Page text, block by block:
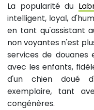
La popularité du
intelligent, loyal,
en tant qu'assistant
non voyantes n'est
services de douanes
avec les enfants,
d'un chien doué
exemplaire, tant
congénères.